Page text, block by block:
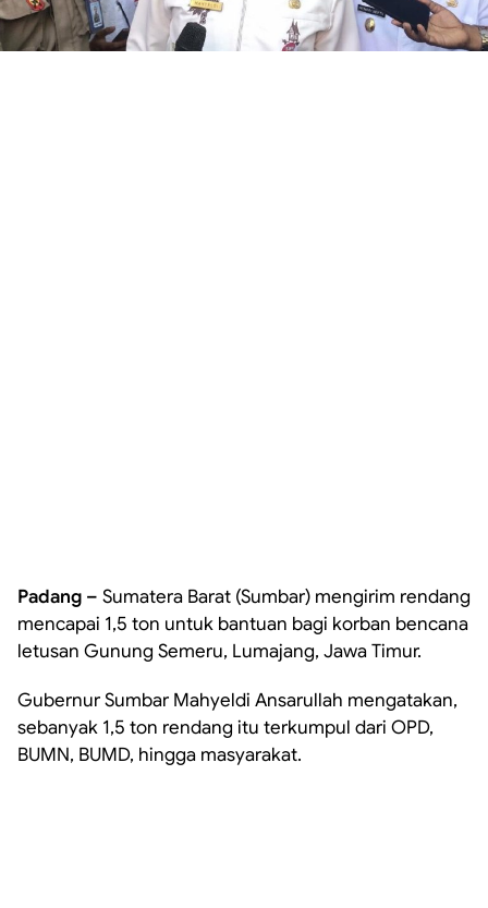
Padang – Sumatera Barat (Sumbar) mengirim rendang
mencapai 1,5 ton untuk bantuan bagi korban bencana
letusan Gunung Semeru, Lumajang, Jawa Timur.
Gubernur Sumbar Mahyeldi Ansarullah mengatakan,
sebanyak 1,5 ton rendang itu terkumpul dari OPD,
BUMN, BUMD, hingga masyarakat.